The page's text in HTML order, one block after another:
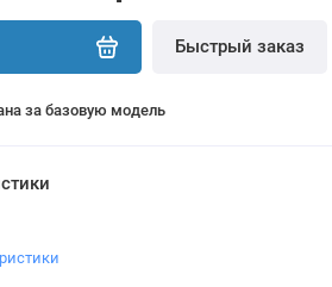
Быстрый заказ
за базовую модель